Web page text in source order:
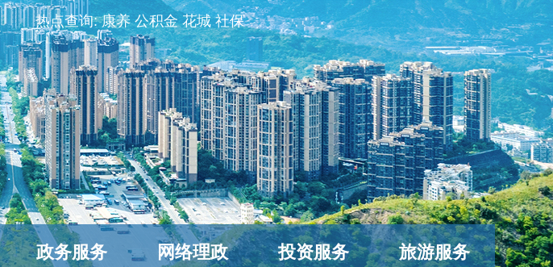
热点查询:康养 公积金 花城 社保
政务服务 网络理政 投资服务 旅游服务